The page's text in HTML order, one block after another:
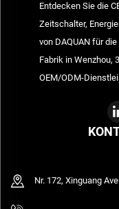
Entdecken Sie die
Zeitschalter,
von DAQUAN für
Fabrik in Wenzhou,
OEM/ODM-
Nr. 172, Xinguang